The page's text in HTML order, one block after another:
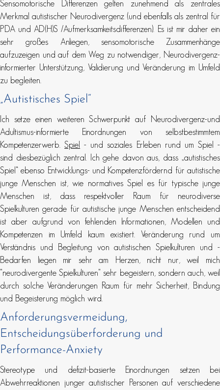
Sensomotorische Differenzen gelten zunehmend als zentrales
Merkmal autistischer Neurodivergenz (und ebenfalls als zentral für
PDA und AD(H)S /Aufmerksamkeitsdifferenzen). Es ist mir daher ein
sehr großes Anliegen, sensomotorische Zusammenhänge
aufzuzeigen und auf dem Weg zu notwendiger, Neurodivergenz-
informierter Unterstützung, Validierung und Veränderung im Umfeld
zu begleiten.
„Autistisches Spiel“
Ich setze einen weiteren Schwerpunkt auf Neurodivergenz-und
Adultismus-informierte Einordnungen von selbstbestimmtem
Kompetenzerwerb.Spiel - und soziales Erleben rund um Spiel -
sind diesbezüglich zentral. Ich gehe davon aus, dass „autistisches
Spiel“ ebenso Entwicklungs- und Kompetenzfördernd für autistische
junge Menschen ist, wie normatives Spiel es für typische junge
Menschen ist, dass respektvoller Raum für neurodiverse
Spielkulturen gerade für autistische junge Menschen entscheidend
ist aber aufgrund von fehlenden Informationen, Modellen und
Kompetenzen im Umfeld kaum existiert. Veränderung rund um
Verständnis und Begleitung von autistischen Spielkulturen und -
Bedarfen liegen mir sehr am Herzen, nicht nur, weil mich
"neurodivergente Spielkulturen" sehr begeistern, sondern auch, weil
durch solche Veränderungen Raum für mehr Sicherheit, Bindung
und Begeisterung möglich wird.
Anforderungsvermeidung,
Entscheidungsüberforderung und
Performance-Anxiety
Stereotype und defizit-basierte Einordnungen setzen bei
Abwehrreaktionen junger autistischer Personen auf verschiedene